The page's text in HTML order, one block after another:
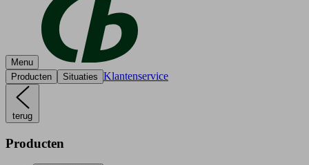
Menu
Producten
Situaties Klantenservice
terug
Producten